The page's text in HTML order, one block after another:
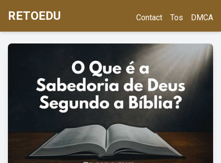
RETOEDU Contact Tos DMCA